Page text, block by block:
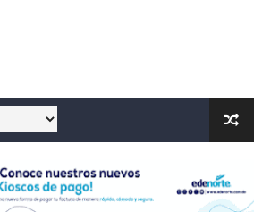
en disputa con Estados
Yankees por 10 millones de